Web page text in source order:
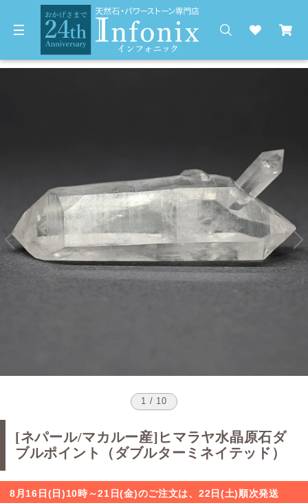
1 / 10
[ネパール/マカルー産]ヒマラヤ水晶原石ダ
ブルポイント（ダブルターミネイテッド）
8月16日(日)10時～21日(金)のご注文は、22日(土)順次発送